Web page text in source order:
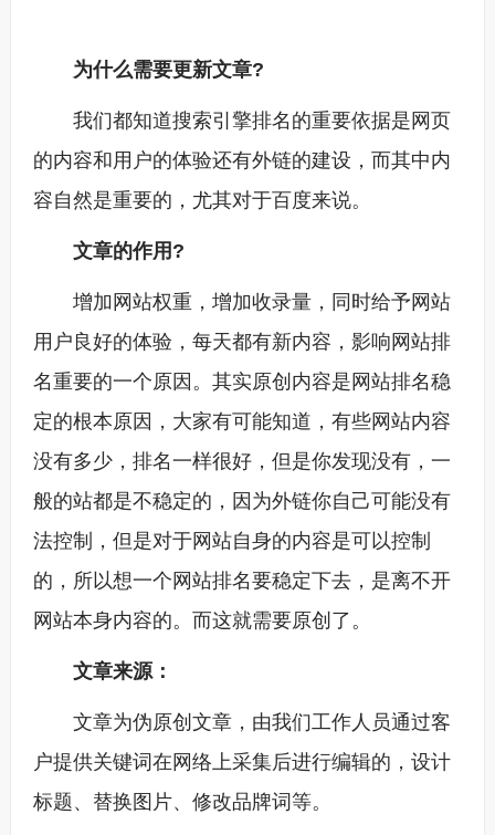
为什么需要更新文章?
我们都知道搜索引擎排名的重要依据是网页
的内容和用户的体验还有外链的建设，而其中内
容自然是重要的，尤其对于百度来说。
文章的作用?
增加网站权重，增加收录量，同时给予网站
用户良好的体验，每天都有新内容，影响网站排
名重要的一个原因。其实原创内容是网站排名稳
定的根本原因，大家有可能知道，有些网站内容
没有多少，排名一样很好，但是你发现没有，一
般的站都是不稳定的，因为外链你自己可能没有
法控制，但是对于网站自身的内容是可以控制
的，所以想一个网站排名要稳定下去，是离不开
网站本身内容的。而这就需要原创了。
文章来源：
文章为伪原创文章，由我们工作人员通过客
户提供关键词在网络上采集后进行编辑的，设计
标题、替换图片、修改品牌词等。